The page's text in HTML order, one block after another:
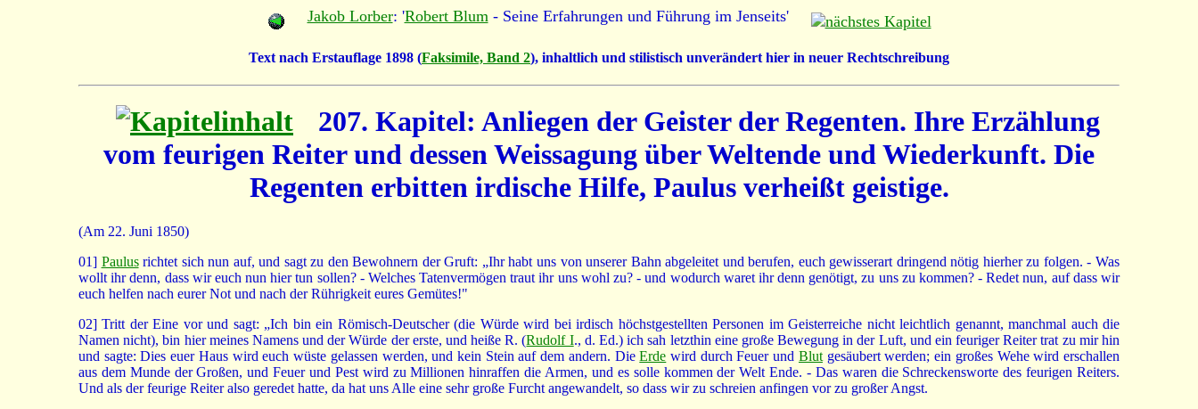
Jakob Lorber: 'Robert Blum- Seine Erfahrungen und Führung im Jenseits'
Text nach Erstauflage 1898 (Faksimile, Band 2), inhaltlich und stilistisch unverändert hier in neuer Rechtschreibung
207. Kapitel: Anliegen der Geister der Regenten. Ihre Erzählung
vom feurigen Reiter und dessen Weissagung über Weltende und Wiederkunft. Die
Regenten erbitten irdische Hilfe, Paulus verheißt geistige.
(Am 22. Juni 1850)
01] Paulusrichtet sich nun auf, und sagt zu den Bewohnern der Gruft: „Ihr habt uns von unserer Bahn abgeleitet und berufen, euch gewisserart dringend nötig hierher zu folgen. - Was
wollt ihr denn, dass wir euch nun hier tun sollen? - Welches Tatenvermögen traut ihr uns wohl zu? - und wodurch waret ihr denn genötigt, zu uns zu kommen? - Redet nun, auf dass wir
euch helfen nach eurer Not und nach der Rührigkeit eures Gemütes!"
02] Tritt der Eine vor und sagt: „Ich bin ein Römisch-Deutscher (die Würde wird bei irdisch höchstgestellten Personen im Geisterreiche nicht leichtlich genannt, manchmal auch die
Namen nicht), bin hier meines Namens und der Würde der erste, und heiße R. (Rudolf I., d. Ed.) ich sah letzthin eine große Bewegung in der Luft, und ein feuriger Reiter trat zu mir hin
und sagte: Dies euer Haus wird euch wüste gelassen werden, und kein Stein auf dem andern. DieErde wird durch Feuer und Blutgesäubert werden; ein großes Wehe wird erschallen
aus dem Munde der Großen, und Feuer und Pest wird zu Millionen hinraffen die Armen, und es solle kommen der Welt Ende. - Das waren die Schreckensworte des feurigen Reiters.
Und als der feurige Reiter also geredet hatte, da hat uns Alle eine sehr große Furcht angewandelt, so dass wir zu schreien anfingen vor zu großer Angst.